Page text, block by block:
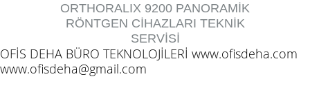
ORTHORALIX 9200 PANORAMİK
RÖNTGEN CİHAZLARI TEKNİK
SERVİSİ
OFİS DEHA BÜRO TEKNOLOJİLERİ www.ofisdeha.com
www.ofisdeha@gmail.com